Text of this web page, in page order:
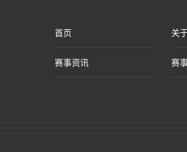
首页 关
赛事资讯 赛